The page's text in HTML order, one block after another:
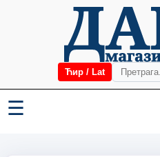
Ћир / Lat
☰